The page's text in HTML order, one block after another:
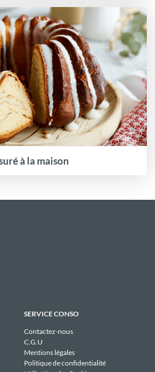
à la maison
SERVICE CONSO
Contactez-nous
C.G.U
Mentions légales
Politique de confidentialité